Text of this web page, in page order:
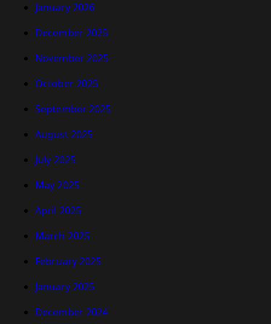
January 2026
December 2025
November 2025
October 2025
September 2025
August 2025
July 2025
May 2025
April 2025
March 2025
February 2025
January 2025
December 2024